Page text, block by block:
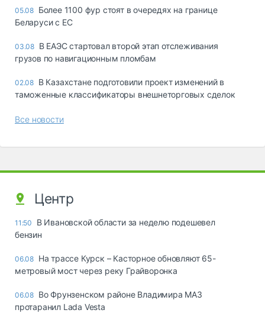
05.08 Более 1100 фур стоят в очередях на границе
Беларуси с ЕС
03.08 В ЕАЭС стартовал второй этап отслеживания
грузов по навигационным пломбам
02.08 В Казахстане подготовили проект изменений в
таможенные классификаторы внешнеторговых сделок
Все новости
Центр
11:50
В Ивановской области за неделю подешевел
бензин
06.08 На трассе Курск – Касторное обновляют 65-
метровый мост через реку Грайворонка
06.08 Во Фрунзенском районе Владимира МАЗ
протаранил Lada Vesta